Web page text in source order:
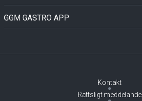
GGM GASTRO APP
Kontakt
Rättsligt meddelande